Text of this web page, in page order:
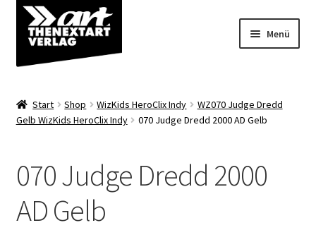
Zur
Navigation
springen
Zum
Inhalt
springen
Menü
Shop
Start Shop WizKids HeroClix Indy
WZ070 Judge Dredd
Gelb WizKids HeroClix Indy
070 Judge Dredd 2000 AD Gelb
070 Judge Dredd 2000
AD Gelb